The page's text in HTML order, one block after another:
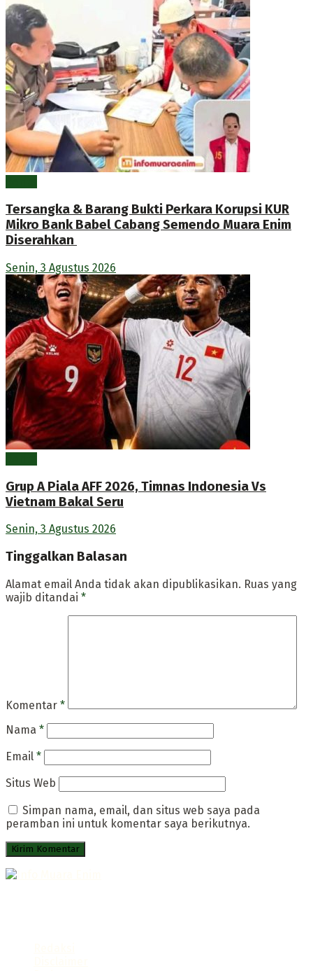
Tersangka & Barang Bukti Perkara Korupsi KUR
Mikro Bank Babel Cabang Semendo Muara Enim
Diserahkan
Senin, 3 Agustus 2026
Grup A Piala AFF 2026, Timnas Indonesia Vs
Vietnam Bakal Seru
Senin, 3 Agustus 2026
Tinggalkan Balasan
Alamat email Anda tidak akan dipublikasikan. Ruas yang
wajib ditandai *
Komentar *
Nama *
Email *
Situs Web
Simpan nama, email, dan situs web saya pada
peramban ini untuk komentar saya berikutnya.